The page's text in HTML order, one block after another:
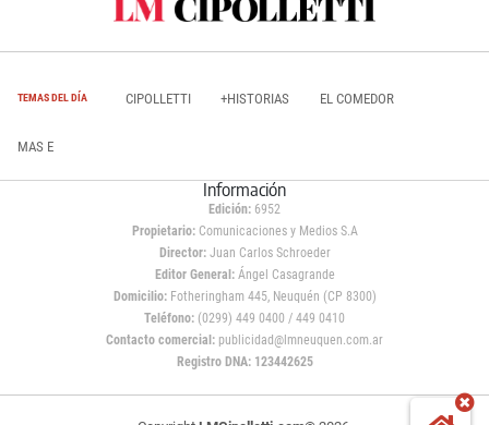
TEMAS DEL DÍA CIPOLLETTI +HISTORIAS EL COMEDOR
MAS E
Información
Edición: 6952
Propietario:Comunicaciones y Medios S.A
Director: Juan Carlos Schroeder
Editor General:Ángel Casagrande
Domicilio:Fotheringham 445, Neuquén (CP 8300)
Teléfono: (0299) 449 0400 / 449 0410
Contacto comercial: publicidad@lmneuquen.com.ar
Registro DNA: 123442625